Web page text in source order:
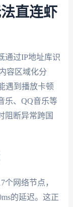
直连虾
通过IP地址库识
容区域化分
遇到播放卡顿
乐、QQ音乐等
阻断异常跨国
网络节点，
的延迟。这正